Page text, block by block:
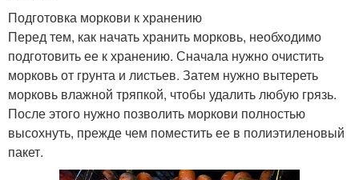
Подготовка моркови к хранению
Перед тем, как начать хранить морковь, необходимо
подготовить ее к хранению. Сначала нужно очистить
морковь от грунта и листьев. Затем нужно вытереть
морковь влажной тряпкой, чтобы удалить любую грязь.
После этого нужно позволить моркови полностью
высохнуть, прежде чем поместить ее в полиэтиленовый
пакет.